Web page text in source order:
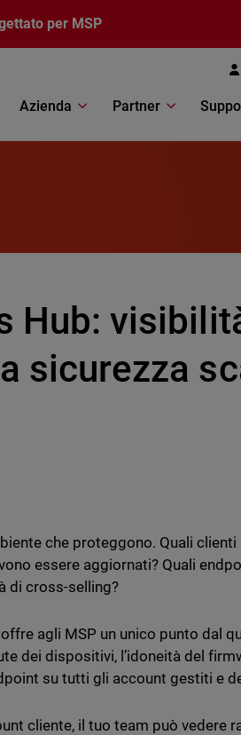
per MSP
Azienda Partner
Hub:
sicurezza
che proteggono. Quali clienti
essere aggiornati? Quali
di cross-selling?
offre agli MSP un unico punto dal
dei dispositivi, l’idoneità del
su tutti gli account gestiti e
cliente, il tuo team può vedere